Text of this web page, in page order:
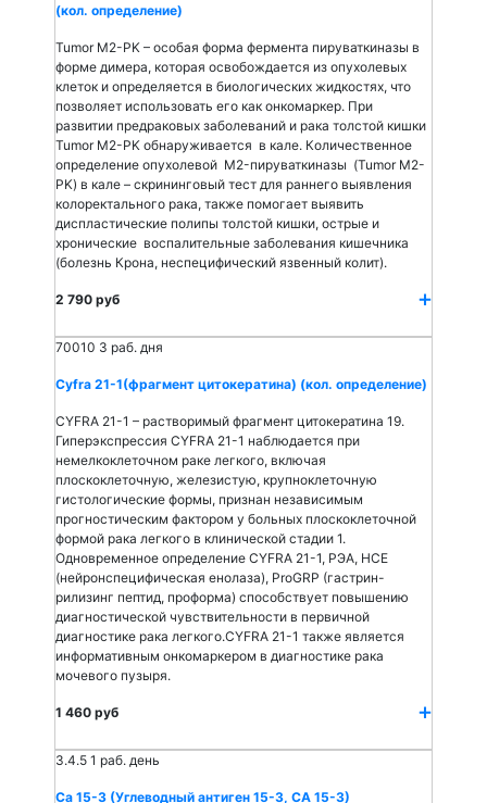
(кол. определение)
Tumor M2-PK – особая форма фермента пируваткиназы в
форме димера, которая освобождается из опухолевых
клеток и определяется в биологических жидкостях, что
позволяет использовать его как онкомаркер. При
развитии предраковых заболеваний и рака толстой кишки
Tumor M2-PK обнаруживается в кале. Количественное
определение опухолевой M2-пируваткиназы (Tumor M2-
PK) в кале – скрининговый тест для раннего выявления
колоректального рака, также помогает выявить
диспластические полипы толстой кишки, острые и
хронические воспалительные заболевания кишечника
(болезнь Крона, неспецифический язвенный колит).
2 790 руб
70010 3 раб. дня
Cyfra 21-1(фрагмент цитокератина) (кол. определение)
CYFRA 21-1 – растворимый фрагмент цитокератина 19.
Гиперэкспрессия CYFRA 21-1 наблюдается при
немелкоклеточном раке легкого, включая
плоскоклеточную, железистую, крупноклеточную
гистологические формы, признан независимым
прогностическим фактором у больных плоскоклеточной
формой рака легкого в клинической стадии 1.
Одновременное определение CYFRA 21-1, РЭА, НСЕ
(нейронспецифическая енолаза), ProGRP (гастрин-
рилизинг пептид, проформа) способствует повышению
диагностической чувствительности в первичной
диагностике рака легкого.CYFRA 21-1 также является
информативным онкомаркером в диагностике рака
мочевого пузыря.
1 460 руб
3.4.5 1 раб. день
Са 15-3 (Углеводный антиген 15-3, СА 15-3)